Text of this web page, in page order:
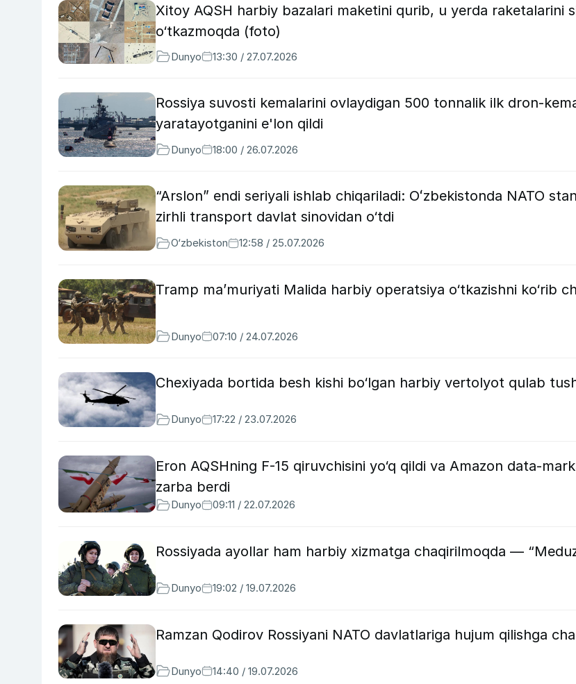
Xitoy AQSH harbiy bazalari maketini qurib, u yerda raketalarini
o‘tkazmoqda (foto)
Dunyo 13:30 / 27.07.2026
Rossiya suvosti kemalarini ovlaydigan 500 tonnalik ilk dron-
yaratayotganini e'lon qildi
Dunyo 18:00 / 26.07.2026
“Arslon” endi seriyali ishlab chiqariladi: Oʻzbekistonda NATO
zirhli transport davlat sinovidan o‘tdi
O‘zbekiston 12:58 / 25.07.2026
Tramp ma’muriyati Malida harbiy operatsiya o‘tkazishni ko‘rib
Dunyo 07:10 / 24.07.2026
Chexiyada bortida besh kishi bo‘lgan harbiy vertolyot qulab
Dunyo 17:22 / 23.07.2026
Eron AQSHning F-15 qiruvchisini yo‘q qildi va Amazon data-
zarba berdi
Dunyo 09:11 / 22.07.2026
Rossiyada ayollar ham harbiy xizmatga chaqirilmoqda —
Dunyo 19:02 / 19.07.2026
Ramzan Qodirov Rossiyani NATO davlatlariga hujum qilishga
Dunyo 14:40 / 19.07.2026